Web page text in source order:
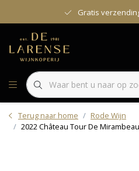
Gratis
Terug naar home
Rode Wijn
2022 Château Tour De